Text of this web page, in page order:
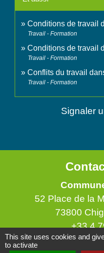
Conditions de travail
Travail - Formation
Conditions de travail
Travail - Formation
Conflits du travail
Travail - Formation
Signaler
52 Place de la
73800
+33 4
Contact
This site uses cookies and
to activate